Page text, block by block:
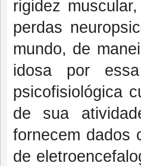
rigidez
perdas
mundo, de
idosa por
psicofisiológica
de sua
fornecem dados
de